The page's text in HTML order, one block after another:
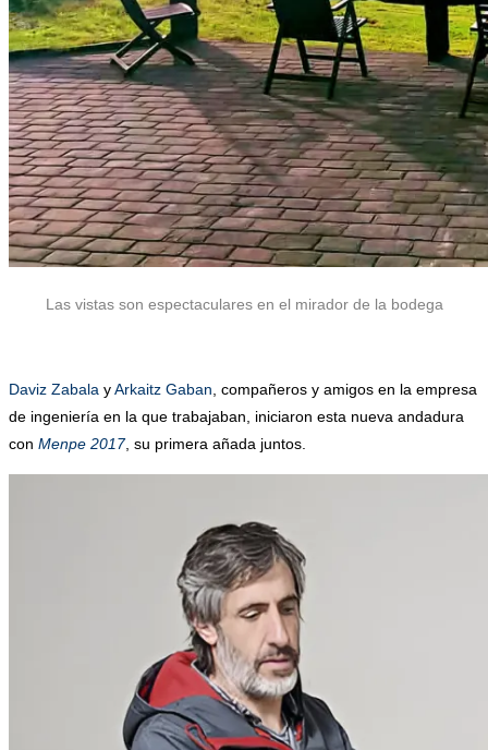
Las vistas son espectaculares en el mirador de la bodega
Daviz Zabala yArkaitz Gaban, compañeros y amigos en la empresa
de ingeniería en la que trabajaban, iniciaron esta nueva andadura
con Menpe 2017, su primera añada juntos.